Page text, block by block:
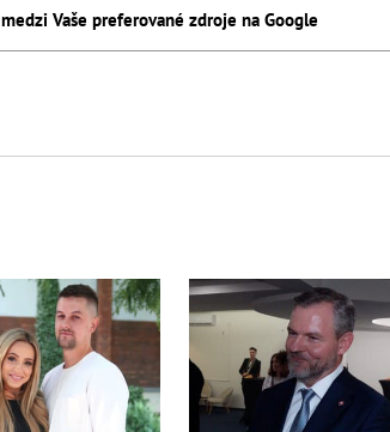
medzi Vaše preferované zdroje na Google